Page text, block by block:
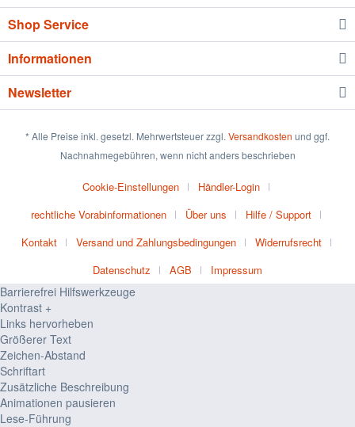
Shop Service
Informationen
Newsletter
* Alle Preise inkl. gesetzl. Mehrwertsteuer zzgl. Versandkosten und ggf.
Nachnahmegebühren, wenn nicht anders beschrieben
Cookie-Einstellungen
Händler-Login
rechtliche Vorabinformationen
Über uns
Hilfe / Support
Kontakt
Versand und Zahlungsbedingungen
Widerrufsrecht
Datenschutz
AGB Impressum
Barrierefrei Hilfswerkzeuge
Kontrast +
Links hervorheben
Größerer Text
Zeichen-Abstand
Schriftart
Zusätzliche Beschreibung
Animationen pausieren
Lese-Führung